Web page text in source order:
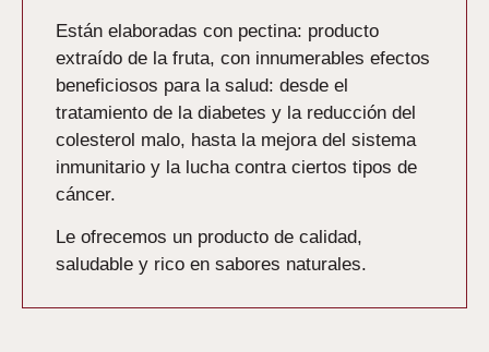
Están elaboradas con pectina: producto
extraído de la fruta, con innumerables efectos
beneficiosos para la salud: desde el
tratamiento de la diabetes y la reducción del
colesterol malo, hasta la mejora del sistema
inmunitario y la lucha contra ciertos tipos de
cáncer.
Le ofrecemos un producto de calidad,
saludable y rico en sabores naturales.